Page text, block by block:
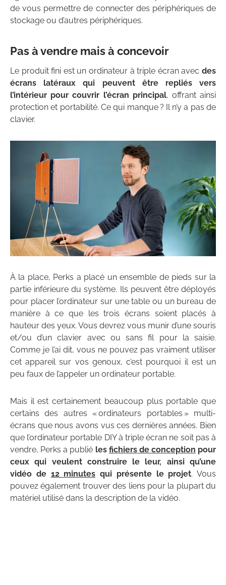
de vous permettre de connecter des périphériques de
stockage ou d’autres périphériques.
Pas à vendre mais à concevoir
Le produit fini est un ordinateur à triple écran avec des
écrans latéraux qui peuvent être repliés vers
l’intérieur pour couvrir l’écran principal, offrant ainsi
protection et portabilité. Ce qui manque ? Il n’y a pas de
clavier.
À la place, Perks a placé un ensemble de pieds sur la
partie inférieure du système. Ils peuvent être déployés
pour placer l’ordinateur sur une table ou un bureau de
manière à ce que les trois écrans soient placés à
hauteur des yeux. Vous devrez vous munir d’une souris
et/ou d’un clavier avec ou sans fil pour la saisie.
Comme je l’ai dit, vous ne pouvez pas vraiment utiliser
cet appareil sur vos genoux, c’est pourquoi il est un
peu faux de l’appeler un ordinateur portable.
Mais il est certainement beaucoup plus portable que
certains des autres « ordinateurs portables » multi-
écrans que nous avons vus ces dernières années. Bien
que l’ordinateur portable DIY à triple écran ne soit pas à
vendre, Perks a publié les fichiers de conception pour
ceux qui veulent construire le leur, ainsi qu’une
vidéo de 12 minutes qui présente le projet. Vous
pouvez également trouver des liens pour la plupart du
matériel utilisé dans la description de la vidéo.